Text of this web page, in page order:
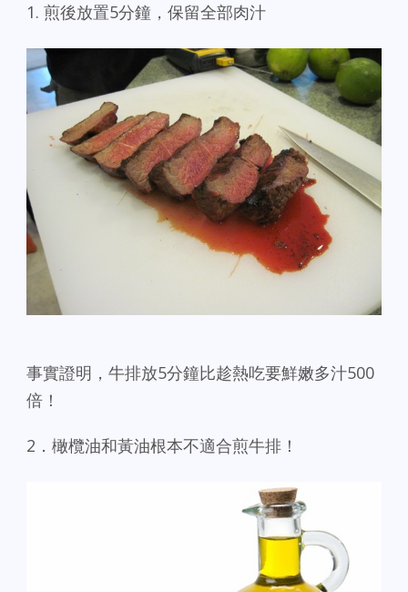
1. 煎後放置5分鐘，保留全部肉汁
事實證明，牛排放5分鐘比趁熱吃要鮮嫩多汁500
倍！
2．橄欖油和黃油根本不適合煎牛排！